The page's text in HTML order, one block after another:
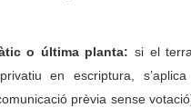
o última planta: si el
en escriptura,
prèvia sense